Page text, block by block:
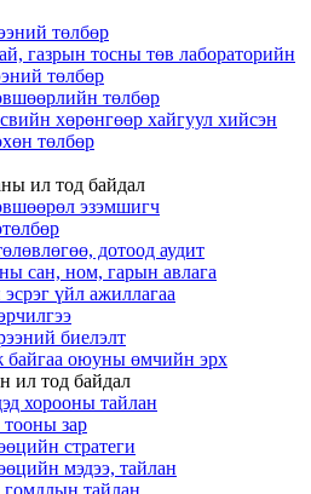
төлбөр
газрын тосны төв лабораторийн
төлбөр
төлбөр
хөрөнгөөр хайгуул хийсэн
төлбөр
ил тод байдал
эзэмшигч
дотоод аудит
сан, ном, гарын авлага
үйл ажиллагаа
биелэлт
оюуны өмчийн эрх
ил тод байдал
хорооны тайлан
зар
стратеги
мэдээ, тайлан
тайлан